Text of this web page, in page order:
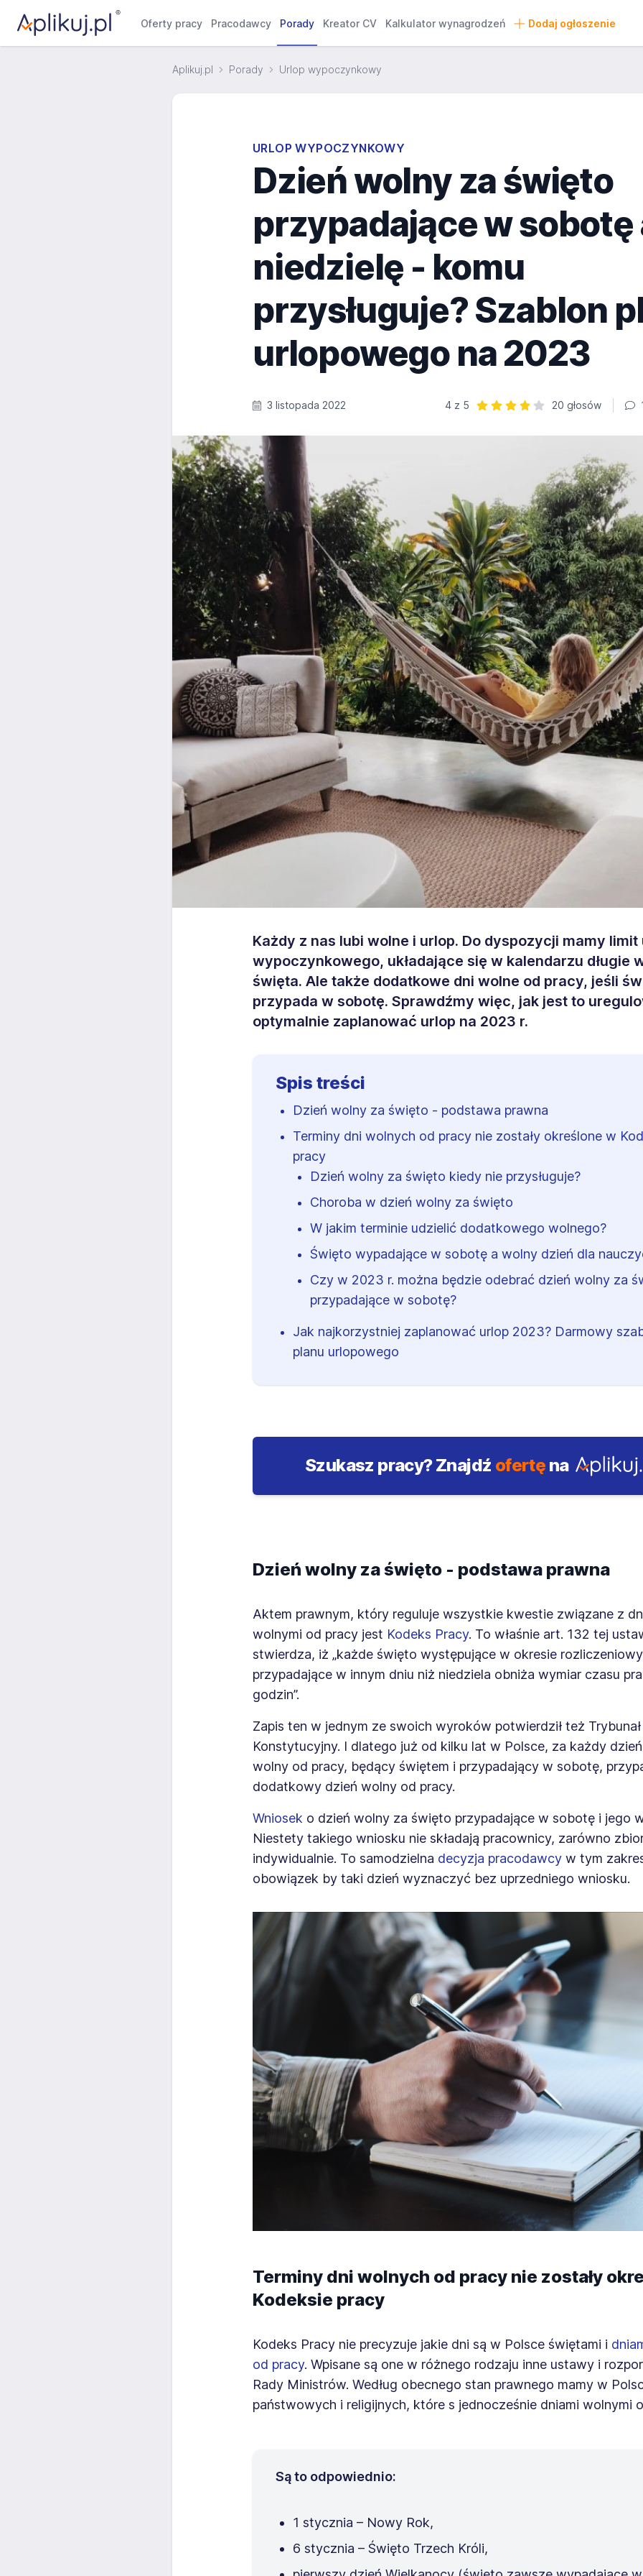
Oferty pracy Pracodawcy Porady Kreator CV Kalkulator wynagrodzeń Dodaj ogłoszenie
Aplikuj.pl Porady Urlop wypoczynkowy
URLOP WYPOCZYNKOWY
Dzień wolny za święto
przypadające w sobotę
niedzielę - komu
przysługuje? Szablon
urlopowego na 2023
3 listopada 2022
4 z 5
20 głosów
Każdy z nas lubi wolne i urlop. Do dyspozycji mamy limit
wypoczynkowego, układające się w kalendarzu długie
święta. Ale także dodatkowe dni wolne od pracy, jeśli
przypada w sobotę. Sprawdźmy więc, jak jest to
optymalnie zaplanować urlop na 2023 r.
Spis treści
Dzień wolny za święto - podstawa prawna
Terminy dni wolnych od pracy nie zostały określone w
pracy
Dzień wolny za święto kiedy nie przysługuje?
Choroba w dzień wolny za święto
W jakim terminie udzielić dodatkowego wolnego?
Święto wypadające w sobotę a wolny dzień dla
Czy w 2023 r. można będzie odebrać dzień wolny za
przypadające w sobotę?
Jak najkorzystniej zaplanować urlop 2023? Darmowy
planu urlopowego
Szukasz pracy?Znajdź ofertę na
Dzień wolny za święto - podstawa prawna
Aktem prawnym, który reguluje wszystkie kwestie związane z
wolnymi od pracy jest Kodeks Pracy. To właśnie art. 132 tej
stwierdza, iż „każde święto występujące w okresie
przypadające w innym dniu niż niedziela obniża wymiar czasu
godzin”.
Zapis ten w jednym ze swoich wyroków potwierdził też Trybunał
Konstytucyjny. I dlatego już od kilku lat w Polsce, za każdy
wolny od pracy, będący świętem i przypadający w sobotę,
dodatkowy dzień wolny od pracy.
Wniosek o dzień wolny za święto przypadające w sobotę i jego
Niestety takiego wniosku nie składają pracownicy, zarówno
indywidualnie. To samodzielna decyzja pracodawcy w tym
obowiązek by taki dzień wyznaczyć bez uprzedniego wniosku.
Terminy dni wolnych od pracy nie zostały
Kodeksie pracy
Kodeks Pracy nie precyzuje jakie dni są w Polsce świętami i
od pracy. Wpisane są one w różnego rodzaju inne ustawy i
Rady Ministrów. Według obecnego stan prawnego mamy w
państwowych i religijnych, które s jednocześnie dniami wolnymi
Są to odpowiednio:
1 stycznia – Nowy Rok,
6 stycznia – Święto Trzech Króli,